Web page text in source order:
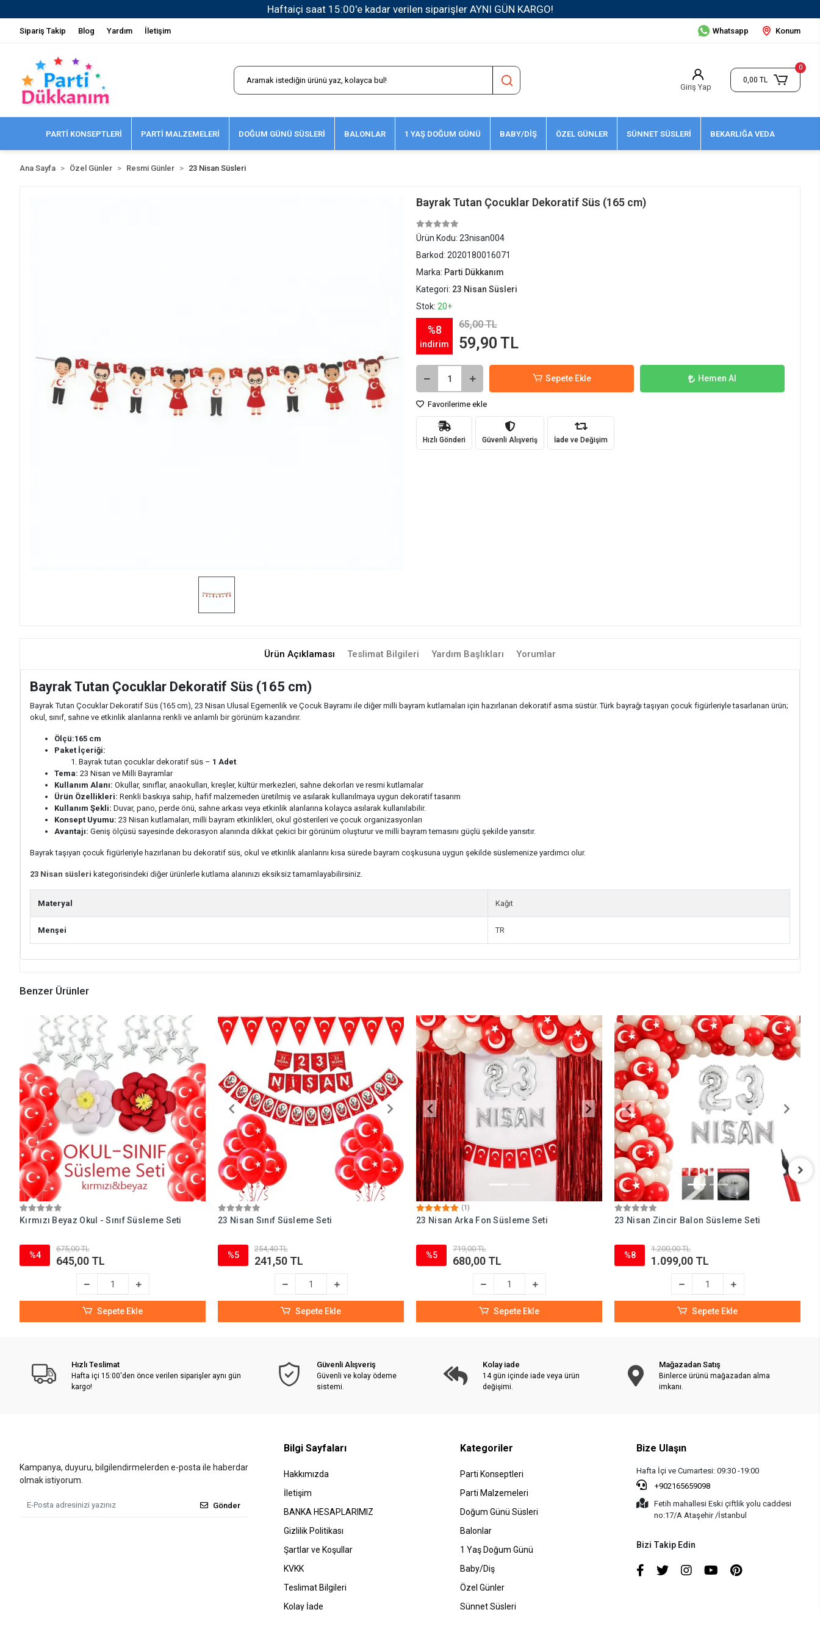
1500 TL ve Üzeri Kargo Ücretsiz!
Sipariş Takip Blog Yardım İletişim Whatsapp Konum
Giriş Yap
0
0,00 TL
PARTİ KONSEPTLERİ PARTİ MALZEMELERİ DOĞUM GÜNÜ SÜSLERİ BALONLAR 1 YAŞ DOĞUM GÜNÜ BABY/DİŞ ÖZEL GÜNLER SÜNNET SÜSLERİ BEKARLIĞA VEDA
Ana Sayfa Özel Günler Resmi Günler 23 Nisan Süsleri
Bayrak Tutan Çocuklar Dekoratif Süs (165 cm)
Ürün Kodu: 23nisan004
Barkod: 2020180016071
Marka: Parti Dükkanım
Kategori: 23 Nisan Süsleri
Stok: 20+
%8
indirim
65,00 TL
59,90 TL
Sepete Ekle Hemen Al
Favorilerime ekle
Hızlı Gönderi Güvenli Alışveriş İade ve Değişim
Ürün Açıklaması Teslimat Bilgileri Yardım Başlıkları Yorumlar
Bayrak Tutan Çocuklar Dekoratif Süs (165 cm)
Bayrak Tutan Çocuklar Dekoratif Süs (165 cm), 23 Nisan Ulusal Egemenlik ve Çocuk Bayramı ile diğer milli bayram kutlamaları için hazırlanan dekoratif asma süstür. Türk bayrağı taşıyan çocuk figürleriyle tasarlanan ürün;
okul, sınıf, sahne ve etkinlik alanlarına renkli ve anlamlı bir görünüm kazandırır.
Ölçü:165 cm
Paket İçeriği:
Bayrak tutan çocuklar dekoratif süs – 1 Adet
Tema: 23 Nisan ve Milli Bayramlar
Kullanım Alanı: Okullar, sınıflar, anaokulları, kreşler, kültür merkezleri, sahne dekorları ve resmi kutlamalar
Ürün Özellikleri: Renkli baskıya sahip, hafif malzemeden üretilmiş ve asılarak kullanılmaya uygun dekoratif tasarım
Kullanım Şekli: Duvar, pano, perde önü, sahne arkası veya etkinlik alanlarına kolayca asılarak kullanılabilir.
Konsept Uyumu: 23 Nisan kutlamaları, milli bayram etkinlikleri, okul gösterileri ve çocuk organizasyonları
Avantajı: Geniş ölçüsü sayesinde dekorasyon alanında dikkat çekici bir görünüm oluşturur ve milli bayram temasını güçlü şekilde yansıtır.
Bayrak taşıyan çocuk figürleriyle hazırlanan bu dekoratif süs, okul ve etkinlik alanlarını kısa sürede bayram coşkusuna uygun şekilde süslemenize yardımcı olur.
23 Nisan süsleri kategorisindeki diğer ürünlerle kutlama alanınızı eksiksiz tamamlayabilirsiniz.
Materyal Kağıt
Menşei TR
Benzer Ürünler
Kırmızı Beyaz Okul - Sınıf Süsleme Seti
%4
675,00 TL
645,00 TL
Sepete Ekle
23 Nisan Sınıf Süsleme Seti
%5
254,40 TL
241,50 TL
Sepete Ekle
(1)
23 Nisan Arka Fon Süsleme Seti
%5
719,00 TL
680,00 TL
Sepete Ekle
23 Nisan Zincir Balon Süsleme Seti
%8
1.200,00 TL
1.099,00 TL
Sepete Ekle
Hızlı Teslimat
Hafta içi 15:00'den önce verilen siparişler aynı gün
kargo!
Güvenli Alışveriş
Güvenli ve kolay ödeme
sistemi.
Kolay iade
14 gün içinde iade veya ürün
değişimi.
Mağazadan Satış
Binlerce ürünü mağazadan alma
imkanı.
Kampanya, duyuru, bilgilendirmelerden e-posta ile haberdar
olmak istiyorum.
Gönder
Bilgi Sayfaları
Hakkımızda
İletişim
BANKA HESAPLARIMIZ
Gizlilik Politikası
Şartlar ve Koşullar
KVKK
Teslimat Bilgileri
Kolay İade
Kategoriler
Parti Konseptleri
Parti Malzemeleri
Doğum Günü Süsleri
Balonlar
1 Yaş Doğum Günü
Baby/Diş
Özel Günler
Sünnet Süsleri
Bize Ulaşın
Hafta İçi ve Cumartesi: 09:30 -19:00
+902165659098
Fetih mahallesi Eski çiftlik yolu caddesi
no:17/A Ataşehir /İstanbul
Bizi Takip Edin